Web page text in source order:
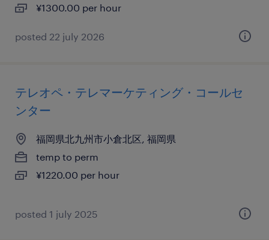
¥1300.00 per hour
posted 22 july 2026
テレオペ・テレマーケティング・コールセ
ンター
福岡県北九州市小倉北区, 福岡県
temp to perm
¥1220.00 per hour
posted 1 july 2025